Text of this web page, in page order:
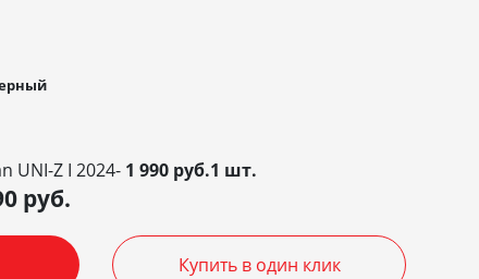
UNI-Z I 2024- 1 990 руб.1 шт.
руб.
Купить в один клик